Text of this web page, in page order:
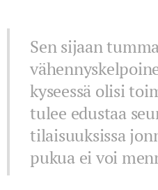
Sen sijaan
kyseessä olisi
tulee edustaa
tilaisuuksissa
pukua ei voi